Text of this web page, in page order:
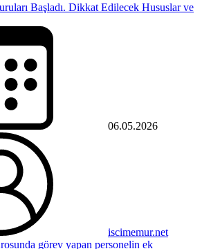
Başladı. Dikkat Edilecek Hususlar ve
06.05.2026
iscimemur.net